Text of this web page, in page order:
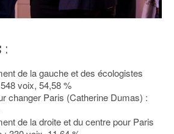
de la gauche et des écologistes
voix, 54,58 %
changer Paris (Catherine Dumas) :
de la droite et du centre pour Paris